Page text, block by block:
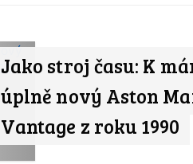
Jako stroj času: K
úplně nový Aston
Vantage z roku 1990